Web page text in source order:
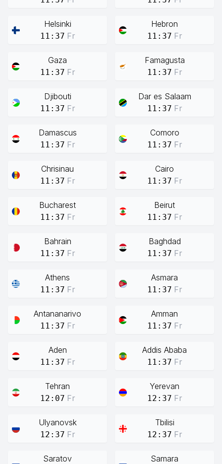
Helsinki
11:37 Fr
Hebron
11:37 Fr
Gaza
11:37 Fr
Famagusta
11:37 Fr
Djibouti
11:37 Fr
Dar es Salaam
11:37 Fr
Damascus
11:37 Fr
Comoro
11:37 Fr
Chrisinau
11:37 Fr
Cairo
11:37 Fr
Bucharest
11:37 Fr
Beirut
11:37 Fr
Bahrain
11:37 Fr
Baghdad
11:37 Fr
Athens
11:37 Fr
Asmara
11:37 Fr
Antananarivo
11:37 Fr
Amman
11:37 Fr
Aden
11:37 Fr
Addis Ababa
11:37 Fr
Tehran
12:07 Fr
Yerevan
12:37 Fr
Ulyanovsk
12:37 Fr
Tbilisi
12:37 Fr
Saratov Samara